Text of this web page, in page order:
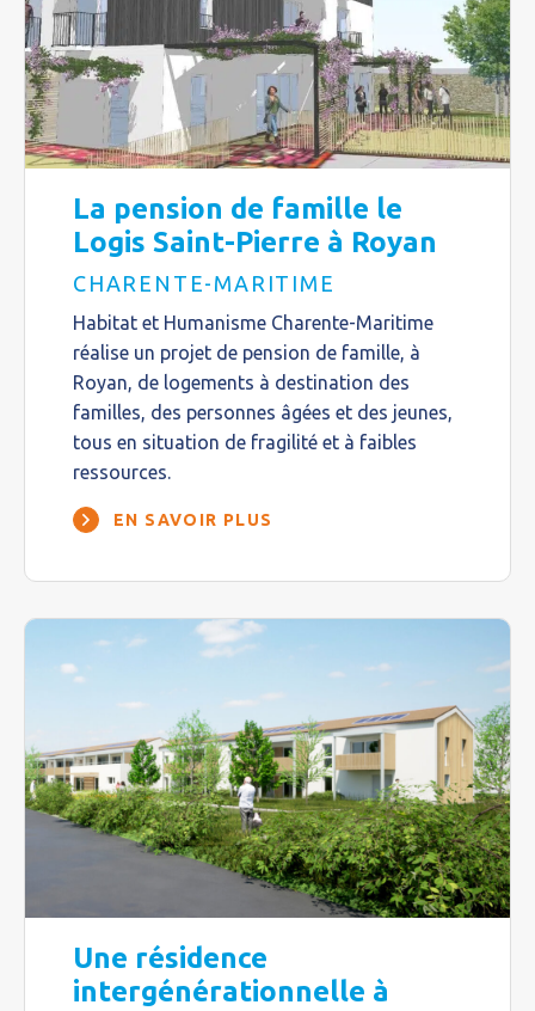
La pension de famille le
Logis Saint-Pierre à Royan
CHARENTE-MARITIME
Habitat et Humanisme Charente-Maritime
réalise un projet de pension de famille, à
Royan, de logements à destination des
familles, des personnes âgées et des jeunes,
tous en situation de fragilité et à faibles
ressources.
EN SAVOIR PLUS
Une résidence
intergénérationnelle à